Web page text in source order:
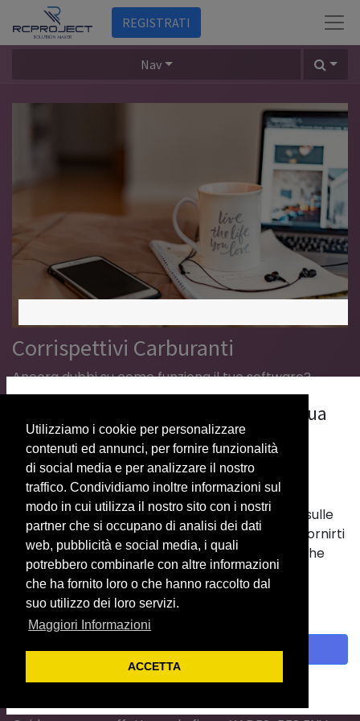
Utilizziamo i cookie per personalizzare
contenuti ed annunci, per fornire funzionalità
di social media e per analizzare il nostro
traffico. Condividiamo inoltre informazioni sul
modo in cui utilizza il nostro sito con i nostri
partner che si occupano di analisi dei dati
web, pubblicità e social media, i quali
potrebbero combinarle con altre informazioni
che ha fornito loro o che hanno raccolto dal
suo utilizzo dei loro servizi.
Maggiori Informazioni
ACCETTA
REGISTRATI
Nav
Corrispettivi Carburanti
Ancora dubbi su come funziona il tuo software?
Vorresti una guida semplice che ti aiuti con tutti i
Riferimenti Normativi
Breve introduzione sui fondamenti normativi su la
gestione, conservazione ed invio dei Corrispettivi
legati al mondo OIL.
Delega Portale Unico Dogane
Guida su come effettuare la Delega sul Portale Unico
delle Dogane.
Gestione Corrispettivi
Come effettuare tutte le operazioni sul Portale per
la Gestione dei Corrispettivi Carburante.
Comunicazione Inattività
Gestione delle Inattività e comunicazione all'Agenzia
delle Dogane.
Firma XML ed Invio
La nostra priorità è il rispetto della tua
privacy.
Utilizziamo i cookie per fornirti una migliore
esperienza utente.
Vengono usati per memorizzare informazioni sulle
tue abitudini nel nostro sito web. Ci aiutano a fornirti
la migliore esperienza e a personalizzare ciò che
viene visualizzato.
Con un clic sul banner fornisci il consenso alla
raccolta dei dati.
Accetto
Politica sui cookie